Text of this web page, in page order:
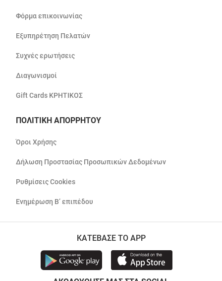
Φόρμα επικοινωνίας
Εξυπηρέτηση Πελατών
Συχνές ερωτήσεις
Διαγωνισμοί
Gift Cards ΚΡΗΤΙΚΟΣ
ΠΟΛΙΤΙΚΗ ΑΠΟΡΡΗΤΟΥ
Όροι Χρήσης
Δήλωση Προστασίας Προσωπικών Δεδομένων
Ρυθμίσεις Cookies
Ενημέρωση Β’ επιπέδου
ΚΑΤΕΒΑΣΕ ΤΟ APP